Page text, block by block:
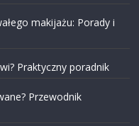
makijażu: Porady i
Praktyczny poradnik
Przewodnik